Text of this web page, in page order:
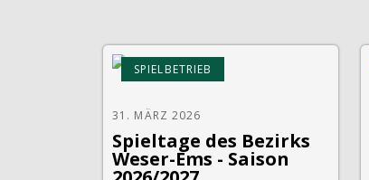
SPIELBETRIEB
31. MÄRZ 2026
Spieltage des Bezirks
Weser-Ems - Saison